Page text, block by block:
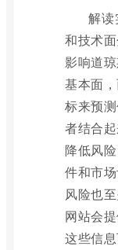
解
和技术
影响道
基本面
标来预
者结合
降低风
件和市
风险也
网站会
这些信